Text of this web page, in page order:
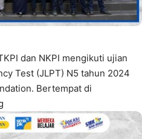
dan NKPI mengikuti ujian
Test (JLPT) N5 tahun 2024
Bertempat di